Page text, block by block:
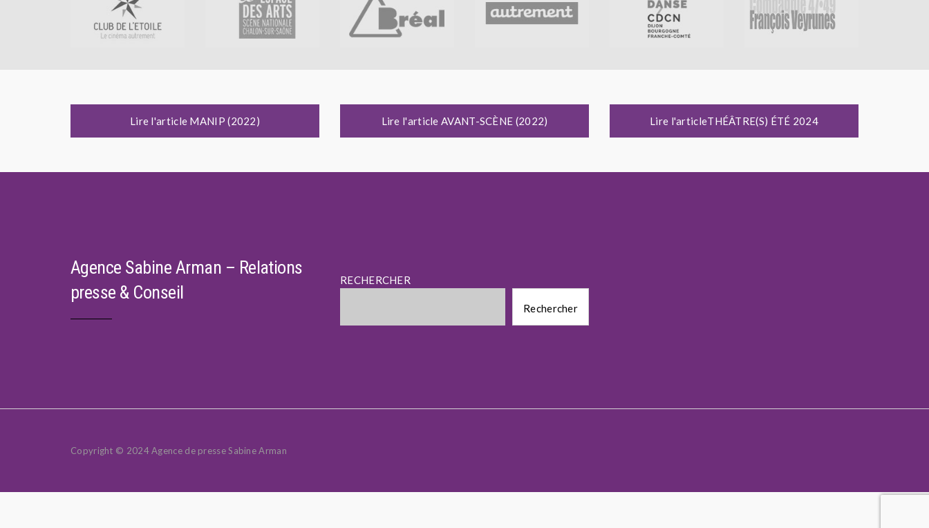
Lire l'article MANIP (2022) Lire l'article AVANT-SCÈNE (2022) Lire l'articleTHÉÂTRE(S) ÉTÉ 2024
Agence Sabine Arman – Relations
presse & Conseil
RECHERCHER
Rechercher
Copyright © 2024 Agence de presse Sabine Arman